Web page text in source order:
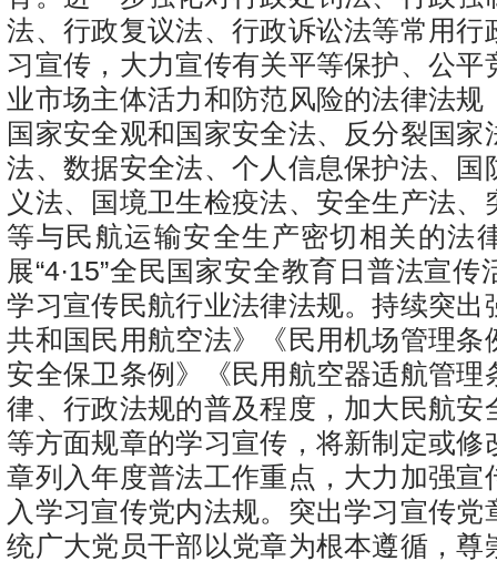
法、行政复议法、行政诉讼法等常用行
习宣传，大力宣传有关平等保护、公平
业市场主体活力和防范风险的法律法规
国家安全观和国家安全法、反分裂国家
法、数据安全法、个人信息保护法、国
义法、国境卫生检疫法、安全生产法、
等与民航运输安全生产密切相关的法
展“4·15”全民国家安全教育日普法宣传
学习宣传民航行业法律法规。持续突出
共和国民用航空法》《民用机场管理条
安全保卫条例》《民用航空器适航管理
律、行政法规的普及程度，加大民航安
等方面规章的学习宣传，将新制定或修
章列入年度普法工作重点，大力加强宣
入学习宣传党内法规。突出学习宣传党
统广大党员干部以党章为根本遵循，尊